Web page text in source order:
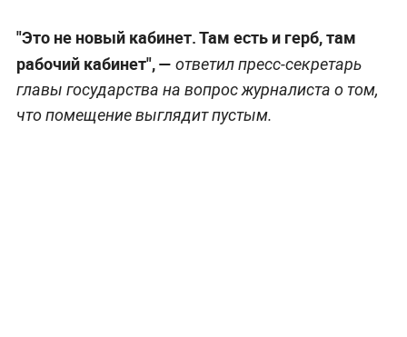
"Это не новый кабинет. Там есть и герб, там
рабочий кабинет", — ответил пресс-секретарь
главы государства на вопрос журналиста о том,
что помещение выглядит пустым.